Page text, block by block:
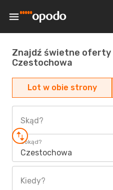
Znajdź świetne
Czestochowa
Lot w obie strony
Skąd?
Dokąd?
Czestochowa
Kiedy?